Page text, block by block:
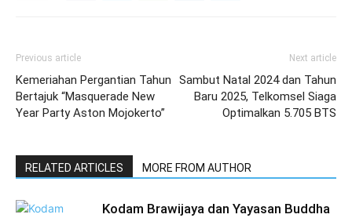
Previous article
Kemeriahan Pergantian Tahun
Bertajuk “Masquerade New
Year Party Aston Mojokerto”
Next article
Sambut Natal 2024 dan Tahun
Baru 2025, Telkomsel Siaga
Optimalkan 5.705 BTS
RELATED ARTICLES MORE FROM AUTHOR
Kodam Brawijaya dan Yayasan Buddha